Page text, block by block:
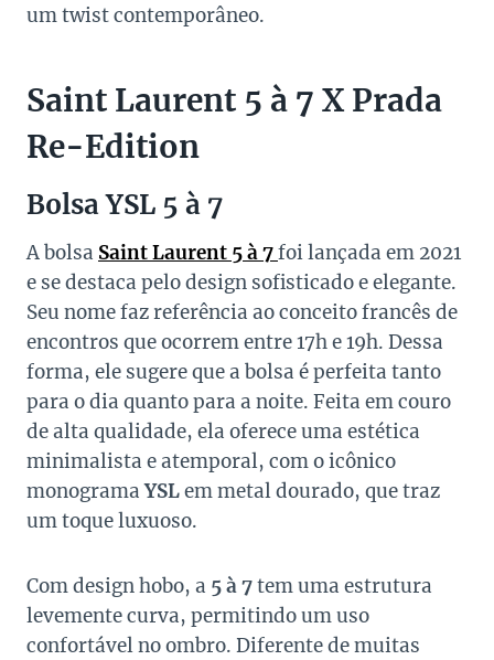
um twist contemporâneo.
Saint Laurent 5 à 7 X Prada
Re-Edition
Bolsa YSL 5 à 7
A bolsa Saint Laurent 5 à 7foi lançada em 2021
e se destaca pelo design sofisticado e elegante.
Seu nome faz referência ao conceito francês de
encontros que ocorrem entre 17h e 19h. Dessa
forma, ele sugere que a bolsa é perfeita tanto
para o dia quanto para a noite. Feita em couro
de alta qualidade, ela oferece uma estética
minimalista e atemporal, com o icônico
monogramaYSLem metal dourado, que traz
um toque luxuoso.
Com design hobo, a 5 à 7tem uma estrutura
levemente curva, permitindo um uso
confortável no ombro. Diferente de muitas